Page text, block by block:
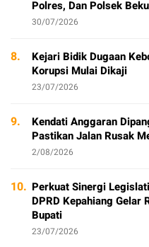
Polres, Dan Polsek
30/07/2026
8.
Kejari Bidik Dugaan
Korupsi Mulai Dikaji
23/07/2026
9.
Kendati Anggaran
Pastikan Jalan Rusak
2/08/2026
10. Perkuat Sinergi
DPRD Kepahiang Gelar
Bupati
23/07/2026